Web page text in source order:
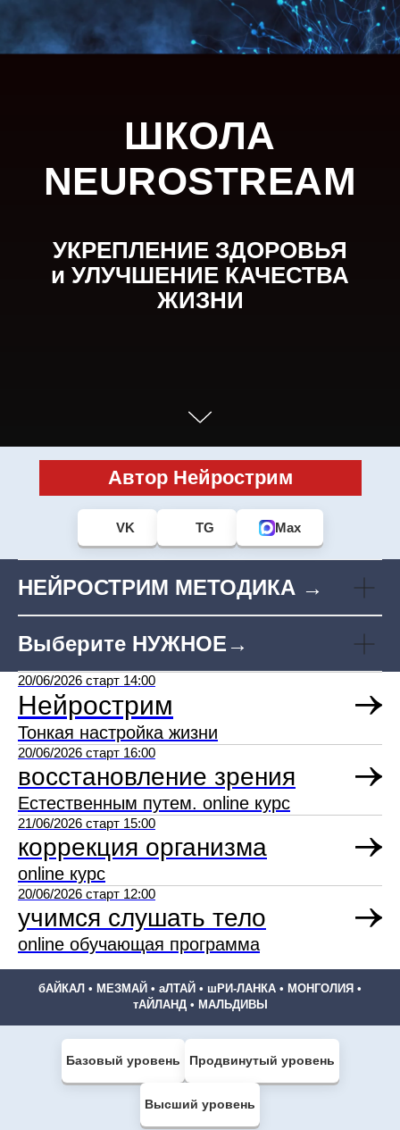
ШКОЛА
NEUROSTREAM
УКРЕПЛЕНИЕ ЗДОРОВЬЯ
и УЛУЧШЕНИЕ КАЧЕСТВА
ЖИЗНИ
Автор Нейрострим
VK TG Max
НЕЙРОСТРИМ МЕТОДИКА →
Выберите НУЖНОЕ→
20/06/2026 старт 14:00
Нейрострим
Тонкая настройка жизни
20/06/2026 старт 16:00
восстановление зрения
Естественным путем. online курс
21/06/2026 старт 15:00
коррекция организма
online курс
20/06/2026 старт 12:00
учимся слушать тело
online обучающая программа
бАЙКАЛ • МЕЗМАЙ • аЛТАЙ • шРИ-ЛАНКА • МОНГОЛИЯ •
тАЙЛАНД • МАЛЬДИВЫ
Базовый уровень Продвинутый уровень
Высший уровень